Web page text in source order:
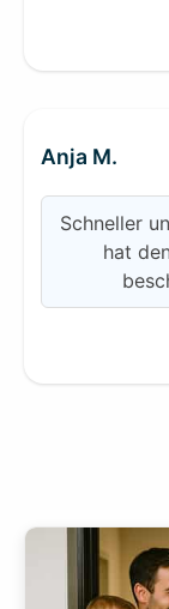
Anja M.
Schneller
hat